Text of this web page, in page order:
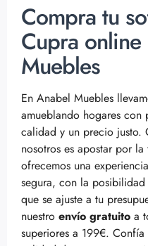
Compra tu
Cupra
Muebles
En Anabel Muebles
amueblando hogares con
calidad y un precio justo.
nosotros es apostar por
ofrecemos una
segura, con la
que se ajuste a tu
nuestro envío gratuito a
superiores a 199€.